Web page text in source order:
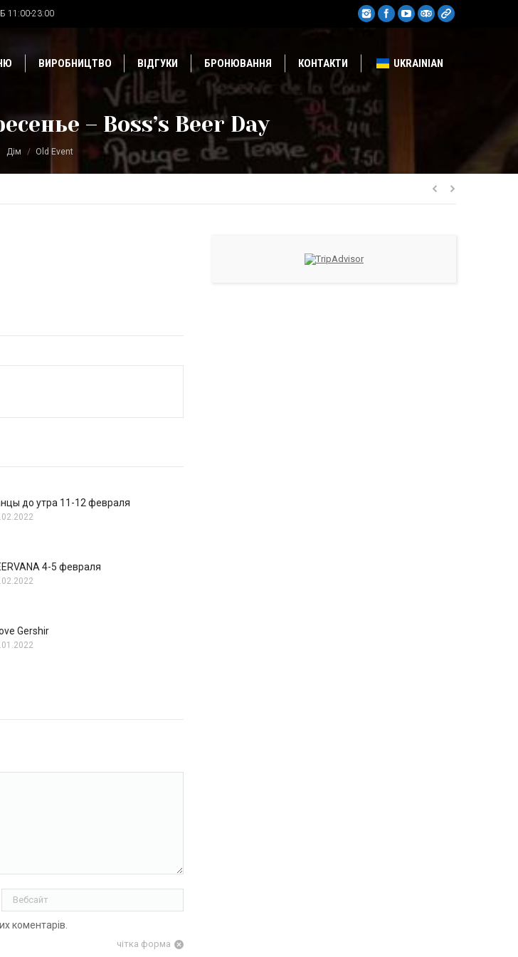
11:00-23:00
ВИРОБНИЦТВО ВІДГУКИ БРОНЮВАННЯ КОНТАКТИ UKRAINIAN
– Boss’s Beer Day
Дім Old Event
до утра 11-12 февраля
4-5 февраля
Gershir
Вебсайт
коментарів.
чітка форма